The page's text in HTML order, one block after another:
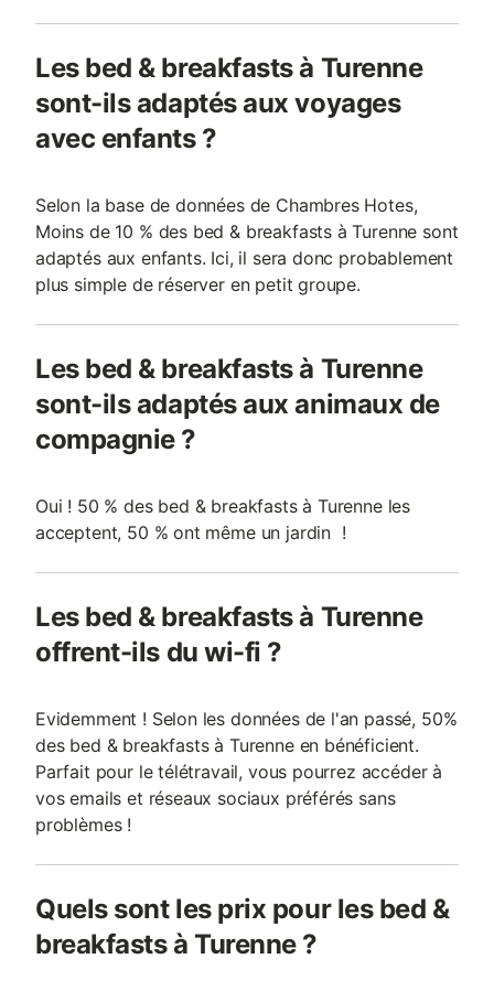
Les bed & breakfasts à Turenne
sont-ils adaptés aux voyages
avec enfants ?
Selon la base de données de Chambres Hotes,
Moins de 10 % des bed & breakfasts à Turenne sont
adaptés aux enfants. Ici, il sera donc probablement
plus simple de réserver en petit groupe.
Les bed & breakfasts à Turenne
sont-ils adaptés aux animaux de
compagnie ?
Oui ! 50 % des bed & breakfasts à Turenne les
acceptent, 50 % ont même un jardin !
Les bed & breakfasts à Turenne
offrent-ils du wi-fi ?
Evidemment ! Selon les données de l'an passé, 50%
des bed & breakfasts à Turenne en bénéficient.
Parfait pour le télétravail, vous pourrez accéder à
vos emails et réseaux sociaux préférés sans
problèmes !
Quels sont les prix pour les bed &
breakfasts à Turenne ?